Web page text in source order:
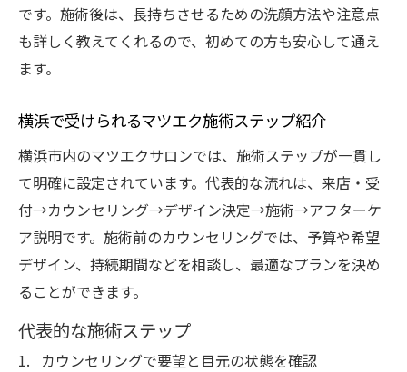
です。施術後は、長持ちさせるための洗顔方法や注意点
も詳しく教えてくれるので、初めての方も安心して通え
ます。
横浜で受けられるマツエク施術ステップ紹介
横浜市内のマツエクサロンでは、施術ステップが一貫し
て明確に設定されています。代表的な流れは、来店・受
付→カウンセリング→デザイン決定→施術→アフターケ
ア説明です。施術前のカウンセリングでは、予算や希望
デザイン、持続期間などを相談し、最適なプランを決め
ることができます。
代表的な施術ステップ
カウンセリングで要望と目元の状態を確認